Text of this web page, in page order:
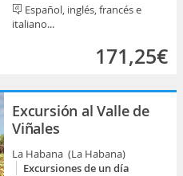
Español, inglés, francés e
italiano...
171,25€
Excursión al Valle de
Viñales
La Habana (La Habana)
Excursiones de un día